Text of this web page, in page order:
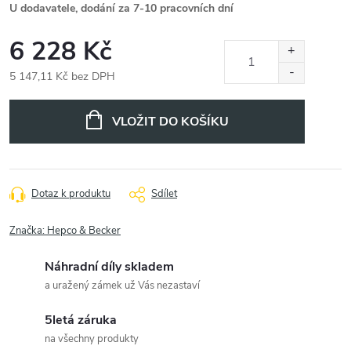
U dodavatele, dodání za 7-10 pracovních dní
6 228 Kč
5 147,11 Kč bez DPH
VLOŽIT DO KOŠÍKU
Dotaz k produktu Sdílet
Značka: Hepco & Becker
Náhradní díly skladem
a uražený zámek už Vás nezastaví
5letá záruka
na všechny produkty